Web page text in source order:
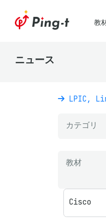
教
ニュース
LPIC,
カテゴリ
教材
Cisco